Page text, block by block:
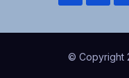
© Copyright